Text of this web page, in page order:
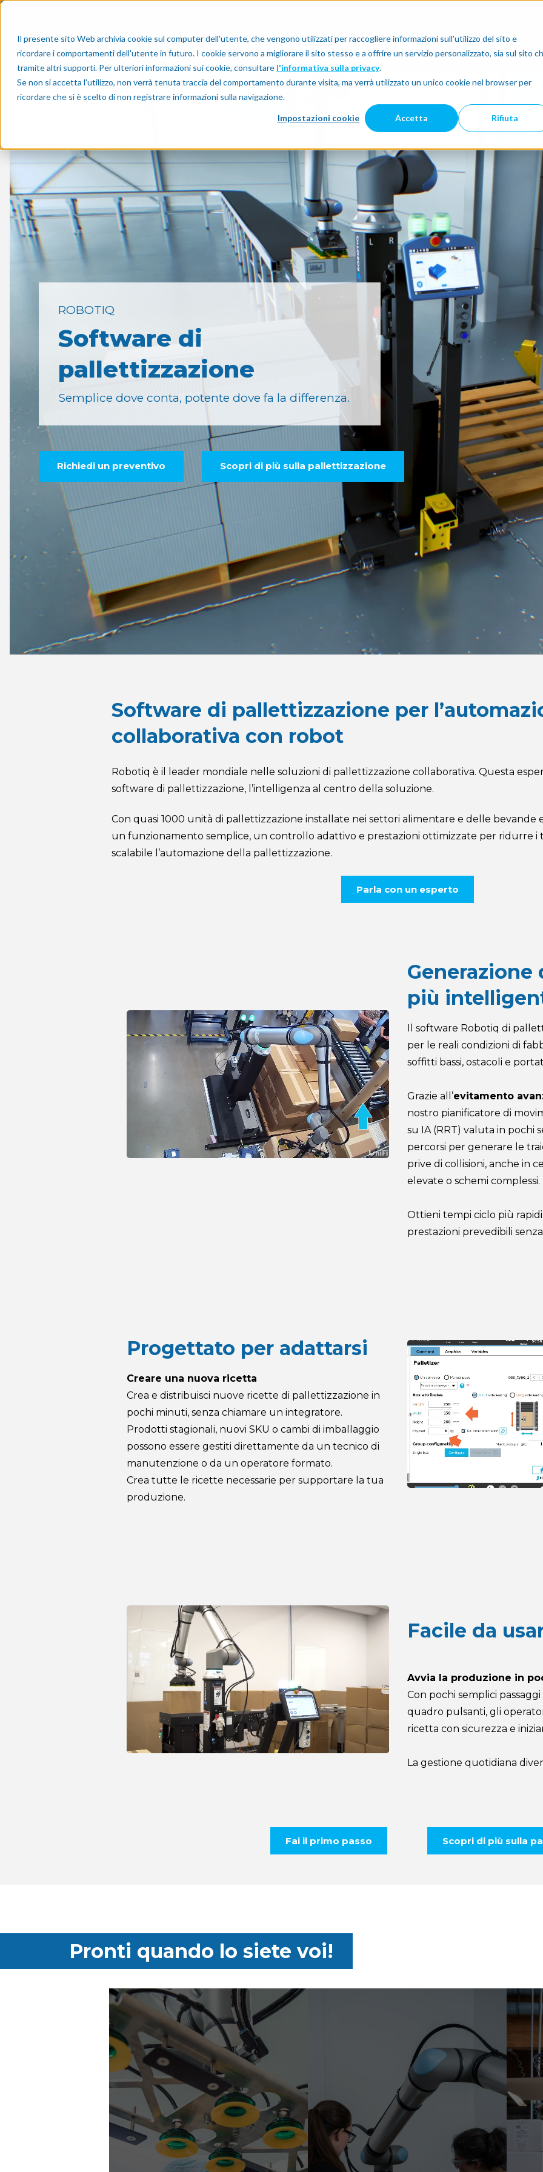
Il presente sito Web archivia cookie sul computer dell'utente, che vengono utilizzati per raccogliere informazioni sull'utilizzo del sito e
ricordare i comportamenti dell'utente in futuro. I cookie servono a migliorare il sito stesso e a offrire un servizio personalizzato, sia sul sito
tramite altri supporti. Per ulteriori informazioni sui cookie, consultare l'informativa sulla privacy.
Se non si accetta l'utilizzo, non verrà tenuta traccia del comportamento durante visita, ma verrà utilizzato un unico cookie nel browser per
ricordare che si è scelto di non registrare informazioni sulla navigazione.
Impostazioni cookie Accetta Rifiuta
Perché l'automazione Automazione dell’integrazione
ROBOTIQ
Software di
pallettizzazione
Semplice dove conta, potente dove fa la differenza.
Richiedi un preventivo Scopri di più sulla pallettizzazione
Software di pallettizzazione per
collaborativa con robot
Robotiq è il leader mondiale nelle soluzioni di pallettizzazione collaborativa. Questa
software di pallettizzazione, l’intelligenza al centro della soluzione.
Con quasi 1000 unità di pallettizzazione installate nei settori alimentare e delle bevande
un funzionamento semplice, un controllo adattivo e prestazioni ottimizzate per ridurre i
scalabile l’automazione della pallettizzazione.
Parla con un esperto
Generazione
più
Il software Robotiq di
per le reali condizioni di
soffitti bassi, ostacoli e
Grazie all’evitamento
nostro pianificatore di
su IA (RRT) valuta in pochi
percorsi per generare le
prive di collisioni, anche in
elevate o schemi complessi.
Ottieni tempi ciclo più
prestazioni prevedibili
Progettato per adattarsi
Creare una nuova ricetta
Crea e distribuisci nuove ricette di pallettizzazione in
pochi minuti, senza chiamare un integratore.
Prodotti stagionali, nuovi SKU o cambi di imballaggio
possono essere gestiti direttamente da un tecnico di
manutenzione o da un operatore formato.
Crea tutte le ricette necessarie per supportare la tua
produzione.
Facile da
Avvia la produzione in
Con pochi semplici
quadro pulsanti, gli
ricetta con sicurezza e
La gestione quotidiana
Fai il primo passo Scopri di più sulla
Pronti quando lo siete voi!